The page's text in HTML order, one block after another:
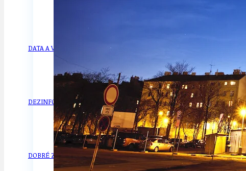
DATA A VÝROČÍ
DEZINFORMACE
DOBRÉ ZPRÁVY
NÁDRAŽÍ PRAHA -
NÁZOR